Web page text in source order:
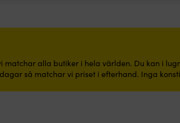
matchar alla butiker i hela världen. Du kan i
så matchar vi priset i efterhand. Inga